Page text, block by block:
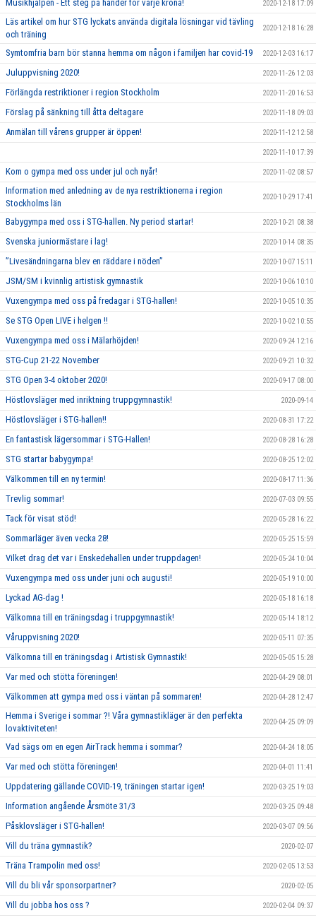
Musikhjälpen - Ett steg på händer för varje krona! 2020-12-18 17:09
Läs artikel om hur STG lyckats använda digitala lösningar vid tävling
och träning
2020-12-18 16:28
Symtomfria barn bör stanna hemma om någon i familjen har covid-19 2020-12-03 16:17
Juluppvisning 2020! 2020-11-26 12:03
Förlängda restriktioner i region Stockholm 2020-11-20 16:53
Förslag på sänkning till åtta deltagare 2020-11-18 09:03
Anmälan till vårens grupper är öppen! 2020-11-12 12:58
2020-11-10 17:39
Kom o gympa med oss under jul och nyår! 2020-11-02 08:57
Information med anledning av de nya restriktionerna i region
Stockholms län
2020-10-29 17:41
Babygympa med oss i STG-hallen. Ny period startar! 2020-10-21 08:38
Svenska juniormästare i lag! 2020-10-14 08:35
”Livesändningarna blev en räddare i nöden” 2020-10-07 15:11
JSM/SM i kvinnlig artistisk gymnastik 2020-10-06 10:10
Vuxengympa med oss på fredagar i STG-hallen! 2020-10-05 10:35
Se STG Open LIVE i helgen !! 2020-10-02 10:55
Vuxengympa med oss i Mälarhöjden! 2020-09-24 12:16
STG-Cup 21-22 November 2020-09-21 10:32
STG Open 3-4 oktober 2020! 2020-09-17 08:00
Höstlovsläger med inriktning truppgymnastik! 2020-09-14
Höstlovsläger i STG-hallen!! 2020-08-31 17:22
En fantastisk lägersommar i STG-Hallen! 2020-08-28 16:28
STG startar babygympa! 2020-08-25 12:02
Välkommen till en ny termin! 2020-08-17 11:36
Trevlig sommar! 2020-07-03 09:55
Tack för visat stöd! 2020-05-28 16:22
Sommarläger även vecka 28! 2020-05-25 15:59
Vilket drag det var i Enskedehallen under truppdagen! 2020-05-24 10:04
Vuxengympa med oss under juni och augusti! 2020-05-19 10:00
Lyckad AG-dag ! 2020-05-18 16:18
Välkomna till en träningsdag i truppgymnastik! 2020-05-14 18:12
Våruppvisning 2020! 2020-05-11 07:35
Välkomna till en träningsdag i Artistisk Gymnastik! 2020-05-05 15:28
Var med och stötta föreningen! 2020-04-29 08:01
Välkommen att gympa med oss i väntan på sommaren! 2020-04-28 12:47
Hemma i Sverige i sommar ?! Våra gymnastikläger är den perfekta
lovaktiviteten!
2020-04-25 09:09
Vad sägs om en egen AirTrack hemma i sommar? 2020-04-24 18:05
Var med och stötta föreningen! 2020-04-01 11:41
Uppdatering gällande COVID-19, träningen startar igen! 2020-03-25 19:03
Information angående Årsmöte 31/3 2020-03-25 09:48
Påsklovsläger i STG-hallen! 2020-03-07 09:56
Vill du träna gymnastik? 2020-02-07
Träna Trampolin med oss! 2020-02-05 13:53
Vill du bli vår sponsorpartner? 2020-02-05
Vill du jobba hos oss ? 2020-02-04 09:37